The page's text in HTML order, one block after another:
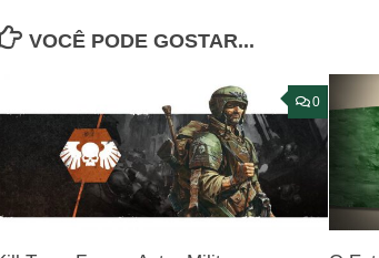
VOCÊ PODE GOSTAR...
0